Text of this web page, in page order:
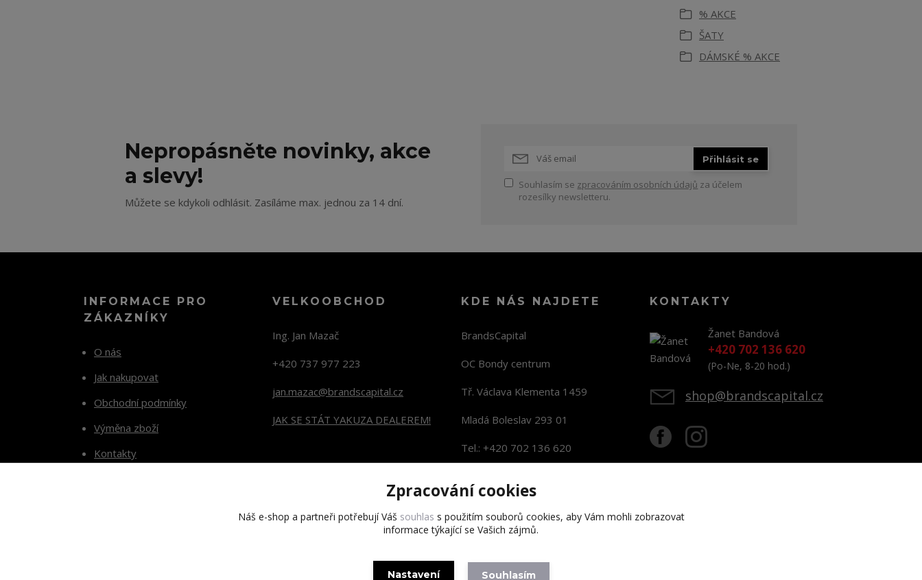
% AKCE
ŠATY
DÁMSKÉ % AKCE
Nepropásněte novinky, akce
a slevy!
Můžete se kdykoli odhlásit. Zasíláme max. jednou za 14 dní.
Přihlásit se
Souhlasím se zpracováním osobních údajů za účelem
rozesílky newsletteru.
INFORMACE PRO
ZÁKAZNÍKY
O nás
Jak nakupovat
Obchodní podmínky
Výměna zboží
Kontakty
VELKOOBCHOD
Ing. Jan Mazač
+420 737 977 223
jan.mazac@brandscapital.cz
JAK SE STÁT YAKUZA DEALEREM!
KDE NÁS NAJDETE
BrandsCapital
OC Bondy centrum
Tř. Václava Klementa 1459
Mladá Boleslav 293 01
Tel.: +420 702 136 620
KONTAKTY
Žanet Bandová
+420 702 136 620
(Po-Ne, 8-20 hod.)
shop@brandscapital.cz
Copyright 2020 BrandsCapital s.r.o.
Zpracování cookies
Náš e-shop a partneři potřebují Váš souhlas s použitím souborů cookies, aby Vám mohli zobrazovat
informace týkající se Vašich zájmů.
Nastavení Souhlasím